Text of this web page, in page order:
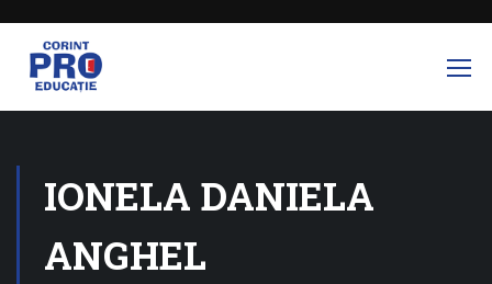
IONELA DANIELA
ANGHEL